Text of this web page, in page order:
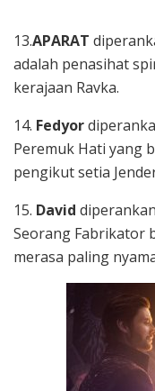
13.APARAT
adalah penasihat
kerajaan Ravka.
14. Fedyor
Peremuk Hati yang
pengikut setia
15. David
Seorang Fabrikator
merasa paling